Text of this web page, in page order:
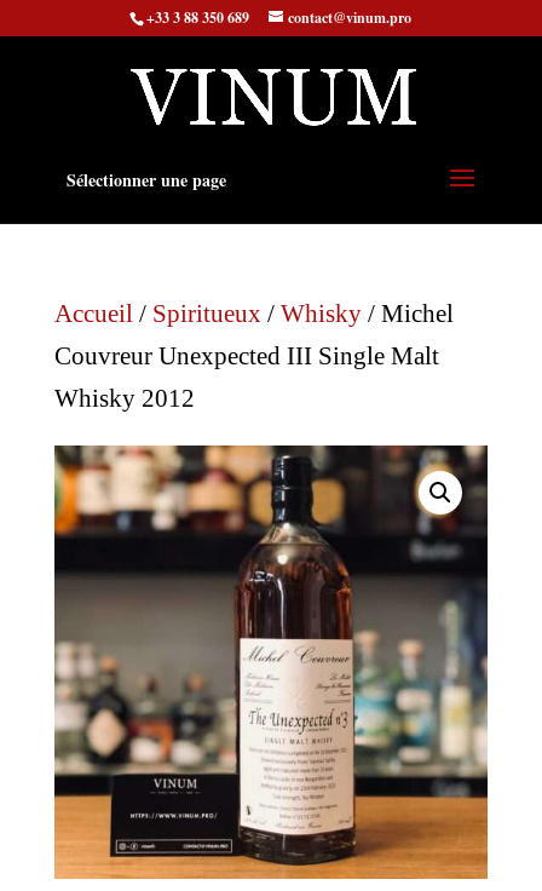
+33 3 88 350 689 contact@vinum.pro
Sélectionner une page
Accueil/ Spiritueux/ Whisky/ Michel
Couvreur Unexpected III Single Malt
Whisky 2012